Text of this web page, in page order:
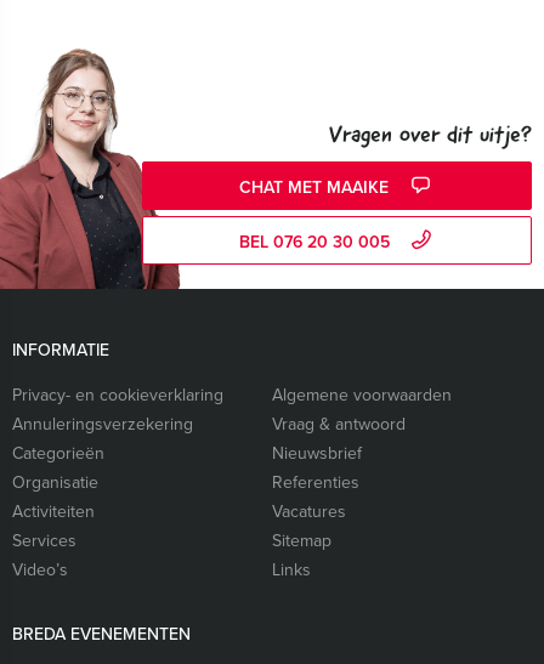
Vragen over dit uitje?
CHAT MET MAAIKE
BEL 076 20 30 005
INFORMATIE
Privacy- en cookieverklaring
Algemene voorwaarden
Annuleringsverzekering
Vraag & antwoord
Categorieën
Nieuwsbrief
Organisatie
Referenties
Activiteiten
Vacatures
Services
Sitemap
Video’s
Links
BREDA EVENEMENTEN